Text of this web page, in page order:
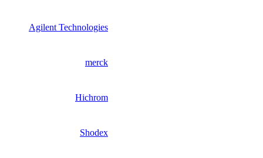
Agilent Technologies
merck
Hichrom
Shodex